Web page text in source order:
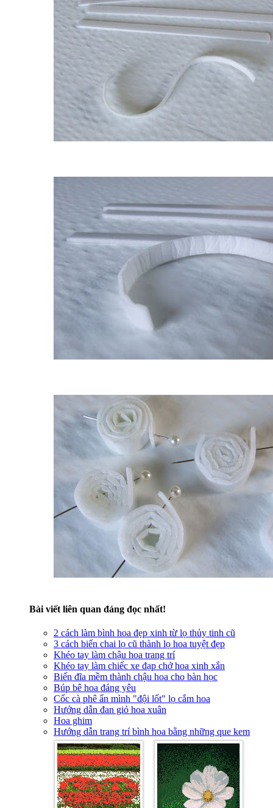
Bài viết liên quan đáng đọc nhất!
2 cách làm bình hoa đẹp xinh từ lọ thủy tinh cũ
3 cách biến chai lọ cũ thành lọ hoa tuyệt đẹp
Khéo tay làm chậu hoa trang trí
Khéo tay làm chiếc xe đạp chở hoa xinh xắn
Biến đĩa mềm thành chậu hoa cho bàn học
Búp bê hoa đáng yêu
Cốc cà phê ẩn mình "đội lốt" lọ cắm hoa
Hướng dẫn đan giỏ hoa xuân
Hoa ghim
Hướng dẫn trang trí bình hoa bằng những que kem